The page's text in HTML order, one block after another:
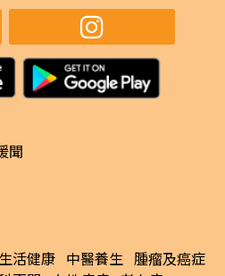
聞
生活健康 中醫養生 腫瘤及癌症